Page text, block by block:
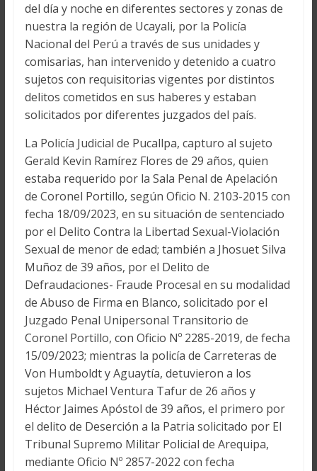
del día y noche en diferentes sectores y zonas de
nuestra la región de Ucayali, por la Policía
Nacional del Perú a través de sus unidades y
comisarias, han intervenido y detenido a cuatro
sujetos con requisitorias vigentes por distintos
delitos cometidos en sus haberes y estaban
solicitados por diferentes juzgados del país.
La Policía Judicial de Pucallpa, capturo al sujeto
Gerald Kevin Ramírez Flores de 29 años, quien
estaba requerido por la Sala Penal de Apelación
de Coronel Portillo, según Oficio N. 2103-2015 con
fecha 18/09/2023, en su situación de sentenciado
por el Delito Contra la Libertad Sexual-Violación
Sexual de menor de edad; también a Jhosuet Silva
Muñoz de 39 años, por el Delito de
Defraudaciones- Fraude Procesal en su modalidad
de Abuso de Firma en Blanco, solicitado por el
Juzgado Penal Unipersonal Transitorio de
Coronel Portillo, con Oficio Nº 2285-2019, de fecha
15/09/2023; mientras la policía de Carreteras de
Von Humboldt y Aguaytía, detuvieron a los
sujetos Michael Ventura Tafur de 26 años y
Héctor Jaimes Apóstol de 39 años, el primero por
el delito de Deserción a la Patria solicitado por El
Tribunal Supremo Militar Policial de Arequipa,
mediante Oficio Nº 2857-2022 con fecha